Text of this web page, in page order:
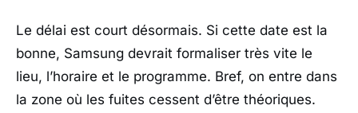
Le délai est court désormais. Si cette date est la
bonne, Samsung devrait formaliser très vite le
lieu, l’horaire et le programme. Bref, on entre dans
la zone où les fuites cessent d’être théoriques.